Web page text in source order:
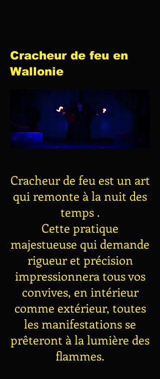
Cracheur de feu en
Wallonie
Cracheur de feu est un art
qui remonte à la nuit des
temps .
Cette pratique
majestueuse qui demande
rigueur et précision
impressionnera tous vos
convives, en intérieur
comme extérieur, toutes
les manifestations se
prêteront à la lumière des
flammes.